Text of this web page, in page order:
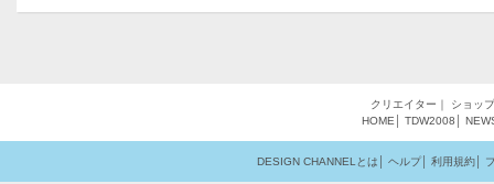
クリエイター ｜ ショップ
HOME
TDW2008
DESIGN CHANNELとは ヘルプ│ 利用規約│